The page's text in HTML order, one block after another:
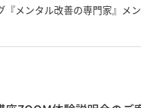
『メンタル改善の専門家』メ